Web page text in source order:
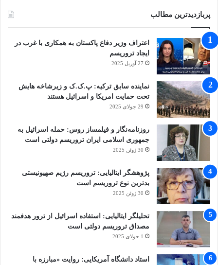
پربازدیدترین مطالب
اعتراف وزیر دفاع پاکستان به همکاری با غرب در
ایجاد تروریسم
27 آوریل 2025
نماینده سابق ترکیه: پ.ک.ک و زیرشاخه هایش
تحت حمایت امریکا و اسرائیل هستند
29 جولای 2025
روزنامه‌نگار و فیلمساز روس: حمله اسرائیل به
جمهوری اسلامی ایران تروریسم دولتی است
30 ژوئن 2025
پژوهشگر ایتالیایی: تروریسم رژیم صهیونیستی
بدترین نوع تروریسم است
30 ژوئن 2025
تحلیلگر ایتالیایی: استفاده اسرائیل از ترور هدفمند
مصداق تروریسم دولتی است
1 جولای 2025
استاد دانشگاه آمریکایی: روایت «مبارزه با